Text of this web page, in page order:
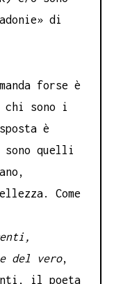
di
forse è
chi sono i
è
quelli
Come
del vero,
il poeta